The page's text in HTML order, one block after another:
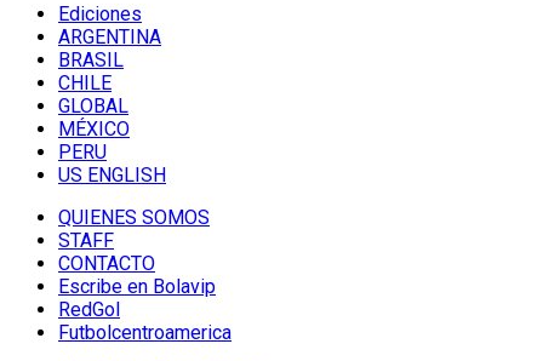
Ediciones
ARGENTINA
BRASIL
CHILE
GLOBAL
MÉXICO
PERU
US ENGLISH
QUIENES SOMOS
STAFF
CONTACTO
Escribe en Bolavip
RedGol
Futbolcentroamerica